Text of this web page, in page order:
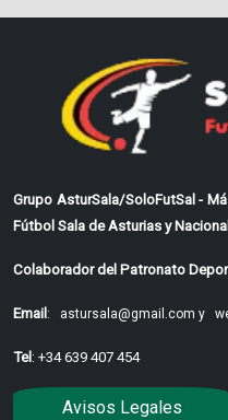
Grupo AsturSala/SoloFutSal -
Fútbol Sala de Asturias y
Colaborador del Patronato
Email: astursala@gmail.com y
Tel: +34 639 407 454
Avisos Legales